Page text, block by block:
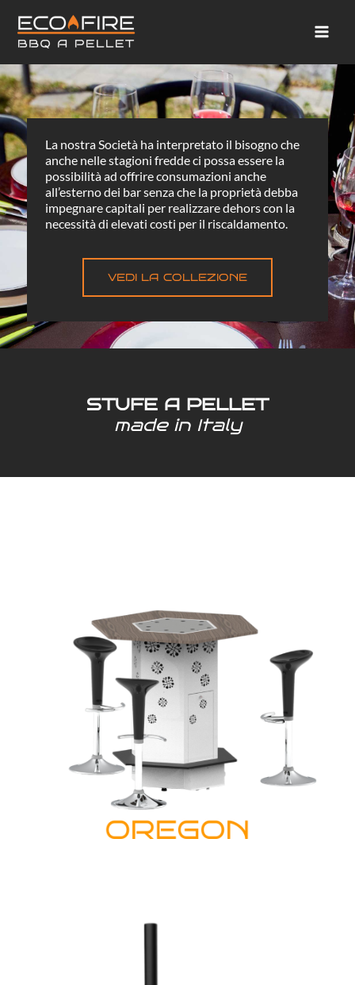
La nostra Società ha interpretato il bisogno che
anche nelle stagioni fredde ci possa essere la
possibilità ad offrire consumazioni anche
all’esterno dei bar senza che la proprietà debba
impegnare capitali per realizzare dehors con la
necessità di elevati costi per il riscaldamento.
VEDI LA COLLEZIONE
STUFE A PELLET
made in Italy